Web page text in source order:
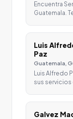
Encuentra
Guatemala.
Luis
Paz
Guatemala,
Luis Alfredo
sus servicios
Galvez